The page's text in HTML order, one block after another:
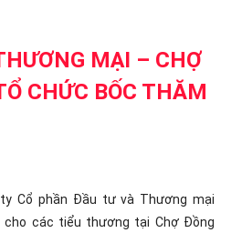
MẠI – CHỢ
CHỨC BỐC THĂM
ty Cổ phần Đầu tư và Thương mại
các tiểu thương tại Chợ Đồng